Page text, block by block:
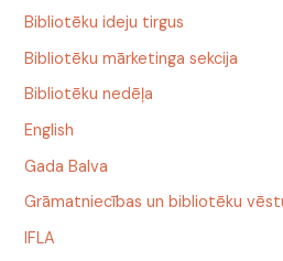
Bibliotēku ideju tirgus
Bibliotēku mārketinga sekcija
Bibliotēku nedēļa
English
Gada Balva
Grāmatniecības un bibliotēku
IFLA